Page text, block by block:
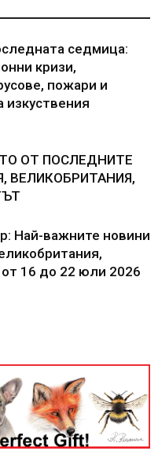
седмица:
кризи,
пожари и
изкуствения
ОТ ПОСЛЕДНИТЕ
ВЕЛИКОБРИТАНИЯ,
Най-важните новини
от 16 до 22 юли 2026